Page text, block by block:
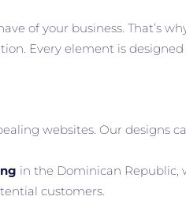
of your business. That’s
Every element is
websites. Our designs
in the Dominican Republic,
customers.